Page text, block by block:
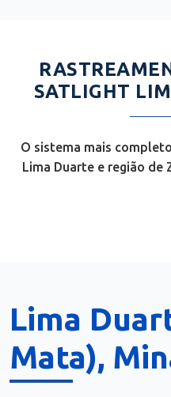
SATLIGHT
O sistema mais
Lima Duarte e região de
Lima
Mata),